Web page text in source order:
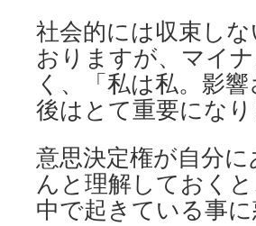
社会的には収束し
おりますが、マイ
く、「私は私。影
後はとて重要になり
意思決定権が自分
んと理解しておく
中で起きている事